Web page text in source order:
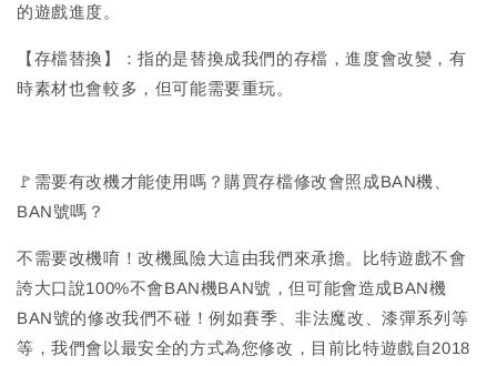
的遊戲進度。
【存檔替換】：指的是替換成我們的存檔，進度會改變，有
時素材也會較多，但可能需要重玩。
🚩需要有改機才能使用嗎？購買存檔修改會照成BAN機、
BAN號嗎？
不需要改機唷！改機風險大這由我們來承擔。比特遊戲不會
誇大口說100%不會BAN機BAN號，但可能會造成BAN機
BAN號的修改我們不碰！例如賽季、非法魔改、漆彈系列等
等，我們會以最安全的方式為您修改，目前比特遊戲自2018